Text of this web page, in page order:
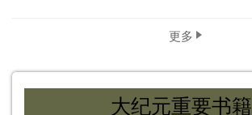
更多
大纪元重要书籍